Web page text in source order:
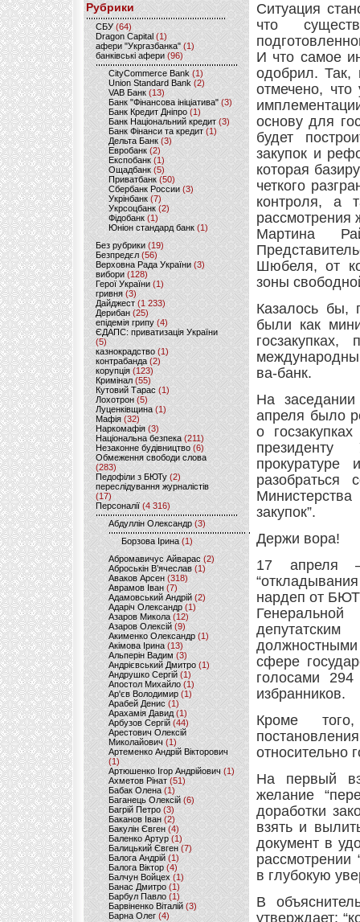
Рубрики
CБУ (64)
Dragon Capital (1)
афери "Укргазбанка" (1)
банківські афери (96)
CityCommerce Bank (1)
Union Standard Bank (2)
VAB Банк (13)
Банк "Фінансова ініціатива" (3)
Банк Кредит Дніпро (1)
Банк Національний кредит (3)
Банк Фінанси та кредит (1)
Дельта Банк (3)
Евробанк(2)
Експобанк (1)
Ощадбанк(5)
Приватбанк (50)
Сбербанк России (3)
Укрінбанк(7)
Укрсоцбанк (2)
Фідобанк (1)
Юніон стандард банк(1)
Без рубрики (19)
Безпредєл(56)
Верховна Рада України (3)
вибори(128)
Герої України(1)
гривня (3)
Дайджест (1 233)
Дерибан (25)
епідемія грипу (4)
ЄДАПС: приватизація України
(5)
казнокрадство (1)
контрабанда (2)
корупція (123)
Кримінал (55)
Кутовий Тарас (1)
Лохотрон(5)
Луценківщина (1)
Мафія (32)
Наркомафія (3)
Національна безпека (211)
Незаконне будівництво(6)
Обмеження свободи слова
(283)
Педофіли з БЮТу (2)
переслідування журналістів
(17)
Персоналії (4 316)
Абдуллін Олександр (3)
Борзова Ірина(1)
Абромавичус Айварас (2)
Аброськін В’ячеслав(1)
Аваков Арсен (318)
Аврамов Іван (7)
Адамовський Андрій(2)
Адаріч Олександр (1)
Азаров Микола (12)
Азаров Олексій (9)
Акименко Олександр(1)
Акімова Ірина(13)
Альперін Вадим (3)
Андрієвський Дмитро(1)
Андрушко Сергій(1)
Апостол Михайло(1)
Ар'єв Володимир (1)
Арабей Денис(1)
Арахамія Давид (1)
Арбузов Сергій (44)
Арестович Олексій
Миколайович(1)
Артеменко Андрій Вікторович
(1)
Артюшенко Ігор Андрійович(1)
Ахметов Рінат(51)
Бабак Олена(1)
Баганець Олексій(6)
Багрій Петро (3)
Баканов Іван(2)
Бакулін Євген (4)
Баленко Артур(1)
Балицький Євген(7)
Балога Андрій (1)
Балога Віктор (4)
Балчун Войцех (1)
Банас Дмитро (1)
Барбул Павло(1)
Барвіненко Віталій(3)
Барна Олег (4)
Ситуация
что
И что самое
одобрил.
отмечено, что
основу для
будет
закупок и
которая
четкого
контроля, а
рассмотрения
Мартина
Шюбеля, от
зоны
Казалось бы,
были как
ва-банк.
На
апреля было
о
разобраться
закупок”.
Держи вора!
17 апреля
нардеп от
сфере
голосами
избранников.
Кроме
относительно
На первый
желание
доработки
взять и
документ в
рассмотрении
в глубокую
В
утверждает: